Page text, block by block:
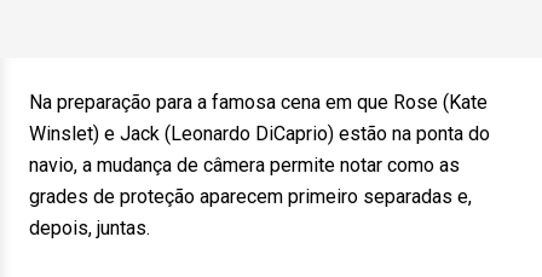
Na preparação para a famosa cena em que Rose (Kate
Winslet) e Jack (Leonardo DiCaprio) estão na ponta do
navio, a mudança de câmera permite notar como as
grades de proteção aparecem primeiro separadas e,
depois, juntas.